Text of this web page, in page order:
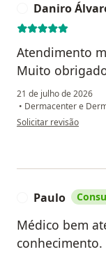
Daniro
Atendimento
Muito
21 de julho de 2026
• Dermacenter e
na opinião do
Solicitar revisão
Paulo
Médico bem
conhecimento.